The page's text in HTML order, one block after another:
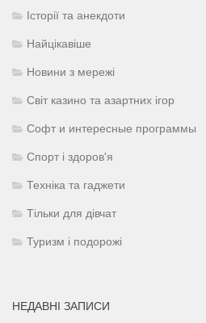
Історії та анекдоти
Найцікавіше
Новини з мережі
Світ казино та азартних ігор
Софт и интересные программы
Спорт і здоров'я
Техніка та гаджети
Тільки для дівчат
Туризм і подорожі
НЕДАВНІ ЗАПИСИ